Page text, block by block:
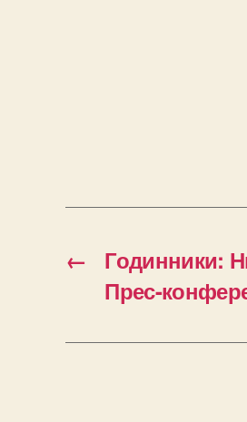
←
Годинники:
Прес-